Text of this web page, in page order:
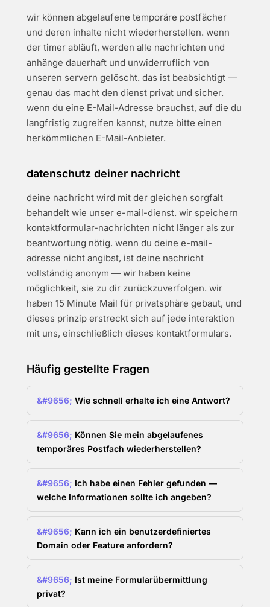
wir können abgelaufene temporäre postfächer
und deren inhalte nicht wiederherstellen. wenn
der timer abläuft, werden alle nachrichten und
anhänge dauerhaft und unwiderruflich von
unseren servern gelöscht. das ist beabsichtigt —
genau das macht den dienst privat und sicher.
wenn du eine E-Mail-Adresse brauchst, auf die du
langfristig zugreifen kannst, nutze bitte einen
herkömmlichen E-Mail-Anbieter.
datenschutz deiner nachricht
deine nachricht wird mit der gleichen sorgfalt
behandelt wie unser e-mail-dienst. wir speichern
kontaktformular-nachrichten nicht länger als zur
beantwortung nötig. wenn du deine e-mail-
adresse nicht angibst, ist deine nachricht
vollständig anonym — wir haben keine
möglichkeit, sie zu dir zurückzuverfolgen. wir
haben 15 Minute Mail für privatsphäre gebaut, und
dieses prinzip erstreckt sich auf jede interaktion
mit uns, einschließlich dieses kontaktformulars.
Häufig gestellte Fragen
Wie schnell erhalte ich eine Antwort?
Können Sie mein abgelaufenes
temporäres Postfach wiederherstellen?
Ich habe einen Fehler gefunden —
welche Informationen sollte ich angeben?
Kann ich ein benutzerdefiniertes
Domain oder Feature anfordern?
Ist meine Formularübermittlung
privat?